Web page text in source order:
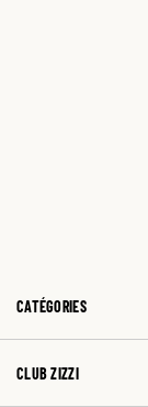
CATÉGORIES
CLUB ZIZZI